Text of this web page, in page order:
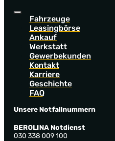
Fahrzeuge
Leasingbörse
Ankauf
Werkstatt
Gewerbekunden
Kontakt
Karriere
Geschichte
FAQ
Unsere Notfallnummern
BEROLINA Notdienst
030 338 009 100